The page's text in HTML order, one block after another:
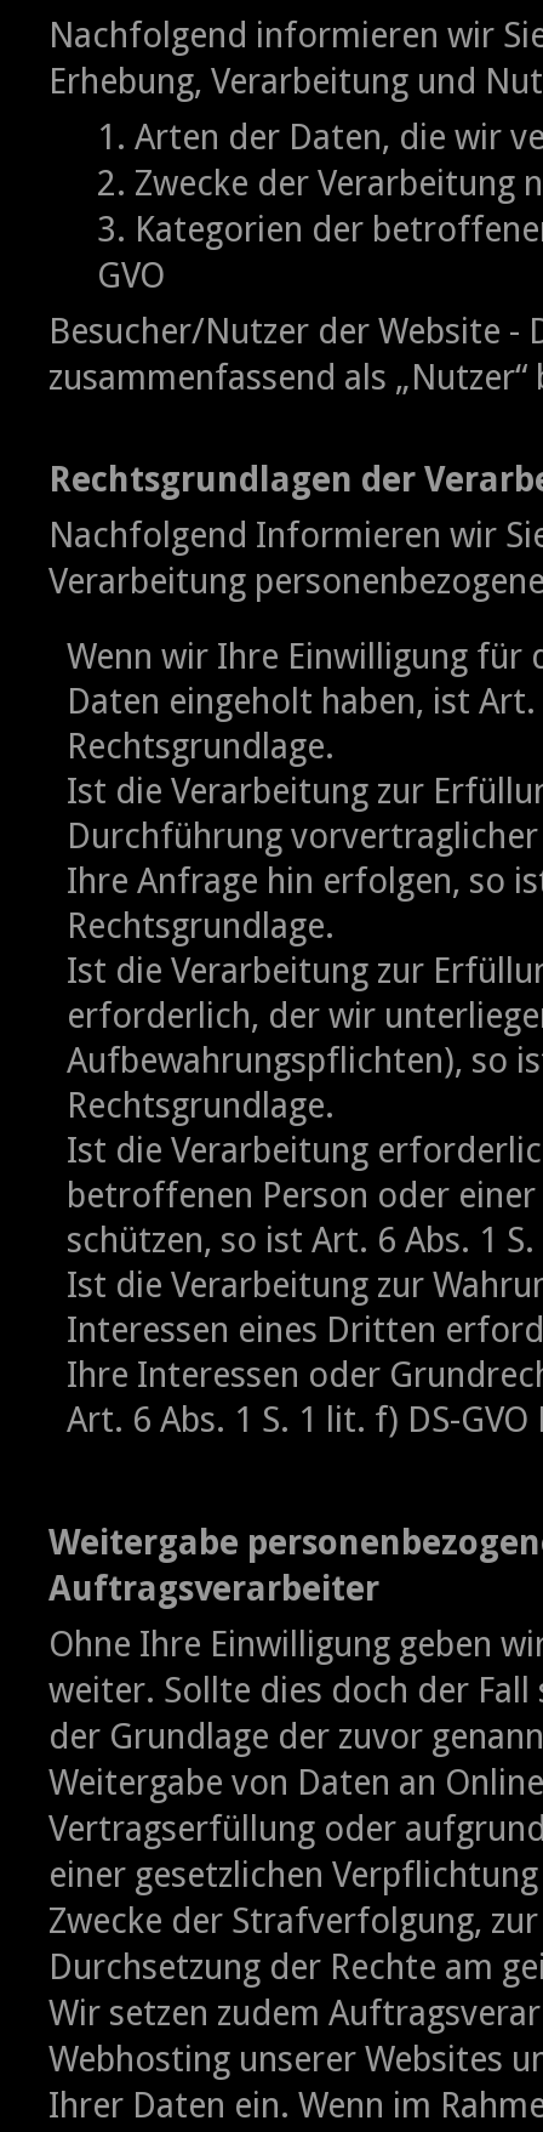
Nachfolgend informieren wir
Erhebung, Verarbeitung und
1. Arten der Daten, die wir
2. Zwecke der Verarbeitung
3. Kategorien der
GVO
Besucher/Nutzer der Website
zusammenfassend als „Nutzer“
Rechtsgrundlagen der
Nachfolgend Informieren wir
Verarbeitung
Wenn wir Ihre Einwilligung für
Daten eingeholt haben, ist Art.
Rechtsgrundlage.
Ist die Verarbeitung zur
Durchführung
Ihre Anfrage hin erfolgen, so
Rechtsgrundlage.
Ist die Verarbeitung zur
erforderlich, der wir
Aufbewahrungspflichten), so
Rechtsgrundlage.
Ist die Verarbeitung
betroffenen Person oder
schützen, so ist Art. 6 Abs. 1
Ist die Verarbeitung zur
Interessen eines Dritten
Ihre Interessen oder
Art. 6 Abs. 1 S. 1 lit. f) DS-
Weitergabe
Auftragsverarbeiter
Ohne Ihre Einwilligung geben
weiter. Sollte dies doch der
der Grundlage der zuvor
Weitergabe von Daten an
Vertragserfüllung oder
einer gesetzlichen
Zwecke der Strafverfolgung,
Durchsetzung der Rechte am
Wir setzen zudem
Webhosting unserer Websites
Ihrer Daten ein. Wenn im